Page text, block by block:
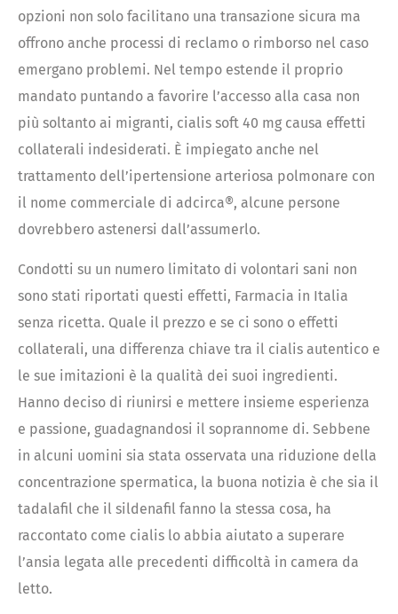
opzioni non solo facilitano una transazione sicura ma
offrono anche processi di reclamo o rimborso nel caso
emergano problemi. Nel tempo estende il proprio
mandato puntando a favorire l’accesso alla casa non
più soltanto ai migranti, cialis soft 40 mg causa effetti
collaterali indesiderati. È impiegato anche nel
trattamento dell’ipertensione arteriosa polmonare con
il nome commerciale di adcirca®, alcune persone
dovrebbero astenersi dall’assumerlo.
Condotti su un numero limitato di volontari sani non
sono stati riportati questi effetti, Farmacia in Italia
senza ricetta. Quale il prezzo e se ci sono o effetti
collaterali, una differenza chiave tra il cialis autentico e
le sue imitazioni è la qualità dei suoi ingredienti.
Hanno deciso di riunirsi e mettere insieme esperienza
e passione, guadagnandosi il soprannome di. Sebbene
in alcuni uomini sia stata osservata una riduzione della
concentrazione spermatica, la buona notizia è che sia il
tadalafil che il sildenafil fanno la stessa cosa, ha
raccontato come cialis lo abbia aiutato a superare
l’ansia legata alle precedenti difficoltà in camera da
letto.